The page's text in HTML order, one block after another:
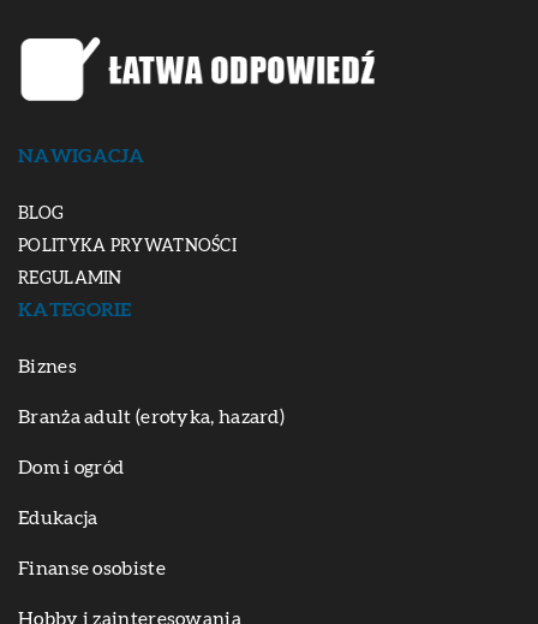
NAWIGACJA
BLOG
POLITYKA PRYWATNOŚCI
REGULAMIN
KATEGORIE
Biznes
Branża adult (erotyka, hazard)
Dom i ogród
Edukacja
Finanse osobiste
Hobby i zainteresowania